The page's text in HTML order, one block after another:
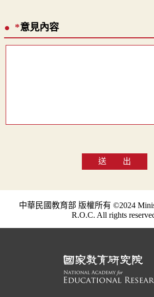
*意見內容
送 出
中華民國教育部 版權所有 ©2024
R.O.C. All rights